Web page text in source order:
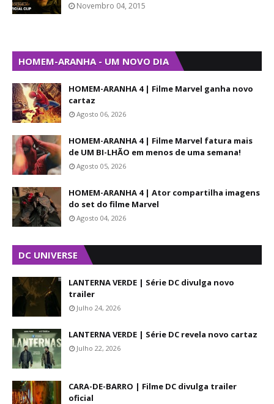
Novembro 04, 2015
HOMEM-ARANHA - UM NOVO DIA
HOMEM-ARANHA 4 | Filme Marvel ganha novo
cartaz
Agosto 06, 2026
HOMEM-ARANHA 4 | Filme Marvel fatura mais
de UM BI-LHÃO em menos de uma semana!
Agosto 05, 2026
HOMEM-ARANHA 4 | Ator compartilha imagens
do set do filme Marvel
Agosto 04, 2026
DC UNIVERSE
LANTERNA VERDE | Série DC divulga novo
trailer
Julho 24, 2026
LANTERNA VERDE | Série DC revela novo cartaz
Julho 22, 2026
CARA-DE-BARRO | Filme DC divulga trailer
oficial